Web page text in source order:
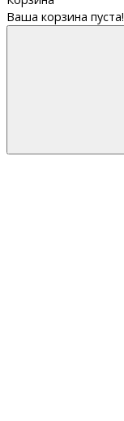
Ваша корзина пуста!